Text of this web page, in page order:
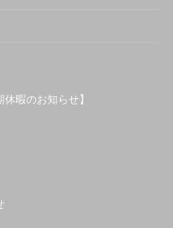
休暇のお知らせ】